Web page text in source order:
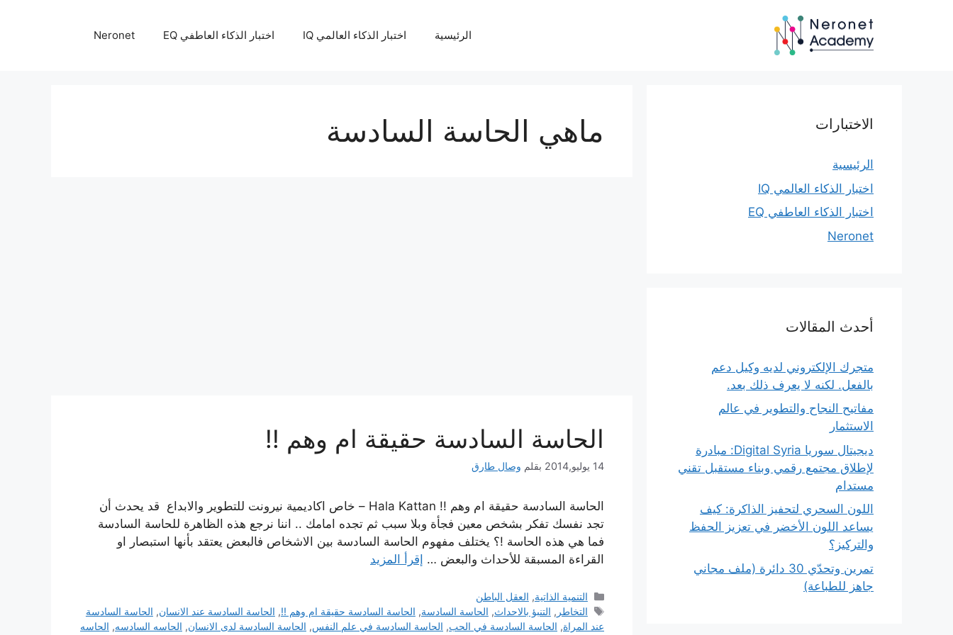
الرئيسية اختبار الذكاء العالمي IQ اختبار الذكاء العاطفي EQ Neronet
ماهي الحاسة السادسة
الحاسة السادسة حقيقة ام وهم !!
14 يوليو,2014 بقلم وصال طارق
الحاسة السادسة حقيقة ام وهم !! Hala Kattan – خاص اكاديمية نيرونت للتطوير والابداع قد يحدث أن
تجد نفسك تفكر بشخص معين فجأة وبلا سبب ثم تجده امامك .. اننا نرجع هذه الظاهرة للحاسة السادسة
فما هي هذه الحاسة !؟ يختلف مفهوم الحاسة السادسة بين الاشخاص فالبعض يعتقد بأنها استبصار او
القراءة المسبقة للأحداث والبعض … إقرأ المزيد
التصنيفات
التنمية الذاتية, العقل الباطن
الوسوم
التخاطر , التنبؤ بالاحداث, الحاسة السادسة, الحاسة السادسة حقيقة ام وهم !!, الحاسة السادسة عند الانسان, الحاسة السادسة
عند المراة, الحاسة السادسة في الحب, الحاسة السادسة في علم النفس, الحاسة السادسة لدى الانسان, الحاسه السادسه, الحاسه
الاختبارات
الرئيسية
اختبار الذكاء العالمي IQ
اختبار الذكاء العاطفي EQ
Neronet
أحدث المقالات
متجرك الإلكتروني لديه وكيل دعم
بالفعل. لكنه لا يعرف ذلك بعد.
مفاتيح النجاح والتطوير في عالم
الاستثمار
ديجيتال سوريا Digital Syria: مبادرة
لإطلاق مجتمع رقمي وبناء مستقبل تقني
مستدام
اللون السحري لتحفيز الذاكرة: كيف
يساعد اللون الأخضر في تعزيز الحفظ
والتركيز؟
تمرين وتحدّي 30 دائرة (ملف مجاني
جاهز للطباعة)